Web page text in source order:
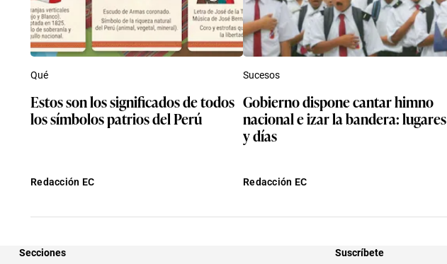
Qué
Estos son los significados de todos
los símbolos patrios del Perú
Redacción EC
Sucesos
Gobierno dispone cantar himno
nacional e izar la bandera: lugares
y días
Redacción EC
Secciones
Suscríbete